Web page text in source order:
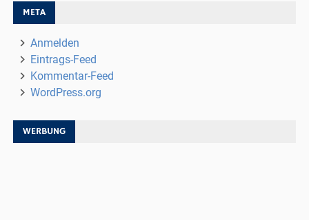
META
Anmelden
Eintrags-Feed
Kommentar-Feed
WordPress.org
WERBUNG